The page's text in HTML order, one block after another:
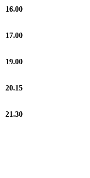
16.00
17.00
19.00
20.15
21.30